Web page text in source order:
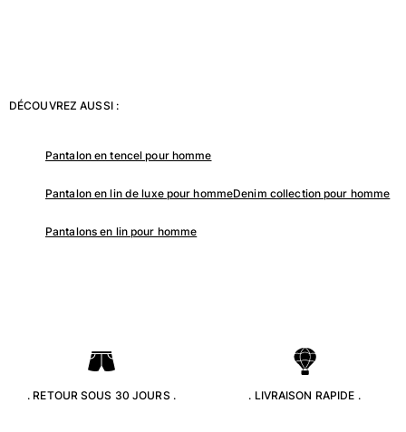
Questions fréquentes
Nous contacter
Mon compte
DÉCOUVREZ AUSSI :
Pantalon en tencel pour homme
Pantalon en lin de luxe pour hommeDenim collection pour homme
Pantalons en lin pour homme
. RETOUR SOUS 30 JOURS . . LIVRAISON RAPIDE .